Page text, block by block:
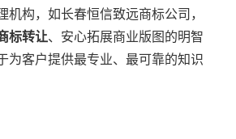
机构，如长春恒信致远商标公司，
标转让、安心拓展商业版图的明智
为客户提供最专业、最可靠的知识